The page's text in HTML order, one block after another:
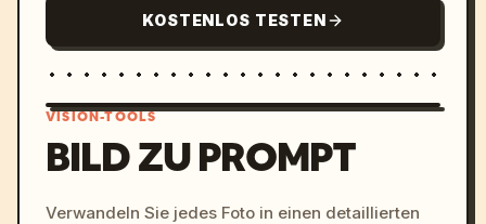
KOSTENLOS TESTEN
c, cyberpunk sunset, neon
VISION-TOOLS
BILD ZU PROMPT
Verwandeln Sie jedes Foto in einen detaillierten